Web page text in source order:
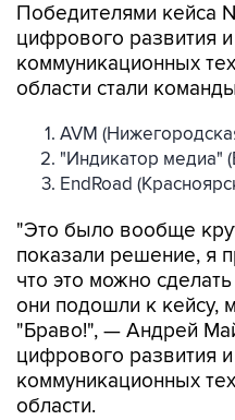
Победителями кейса
цифрового развития
коммуникационных
области стали
AVM
"Индикатор медиа"
EndRoad
"Это было вообще
показали решение, я
что это можно
они подошли к кейсу,
"Браво!", — Андрей
цифрового развития
коммуникационных
области.